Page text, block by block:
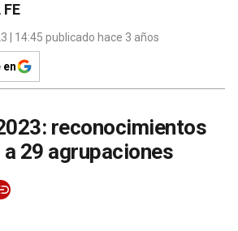
| 14:45 publicado hace 3 años
reconocimientos
29 agrupaciones